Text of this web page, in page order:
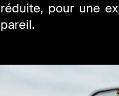
réduite, pour une
pareil.